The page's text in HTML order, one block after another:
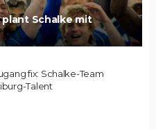
plant Schalke mit
fix: Schalke-Team
Talent